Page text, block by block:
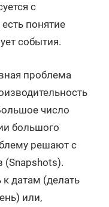
с
понятие
события.
проблема
число
большого
решают с
датам (делать
или,